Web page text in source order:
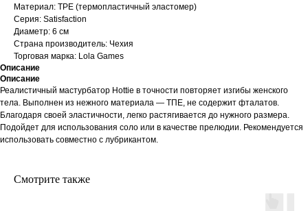
Материал: TPE (термопластичный эластомер)
Серия: Satisfaction
Диаметр: 6 см
Страна производитель: Чехия
Торговая марка: Lola Games
Описание
Описание
Реалистичный мастурбатор Hottie в точности повторяет изгибы женского
тела. Выполнен из нежного материала — ТПЕ, не содержит фталатов.
Благодаря своей эластичности, легко растягивается до нужного размера.
Подойдет для использования соло или в качестве прелюдии. Рекомендуется
использовать совместно с лубрикантом.
Смотрите также